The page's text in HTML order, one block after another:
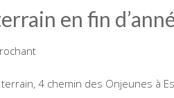
en fin
4 chemin des Onjeunes à